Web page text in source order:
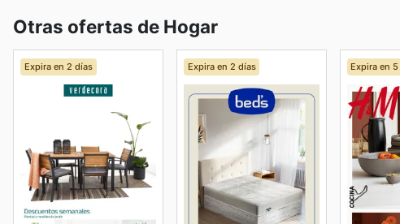
Otras ofertas de Hogar
Expira en 2 días Expira en 2 días Expira en